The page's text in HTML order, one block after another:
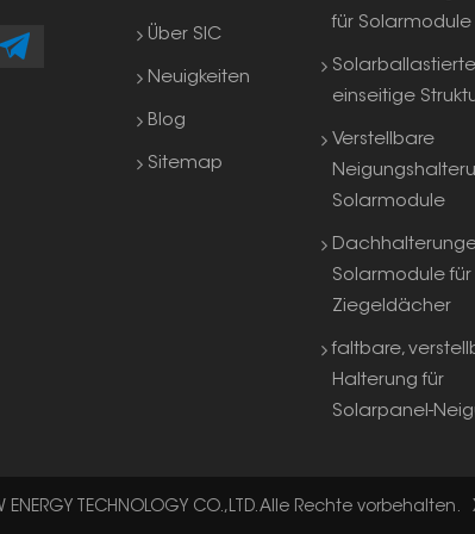
Über SIC
Neuigkeiten
Blog
Sitemap
für Solarmodule
Solarballastierte
einseitige
Verstellbare
Solarmodule
Solarmodule für
Ziegeldächer
faltbare,
Halterung für
Solarpanel-
ENERGY TECHNOLOGY CO.,LTD. Alle Rechte vorbehalten.